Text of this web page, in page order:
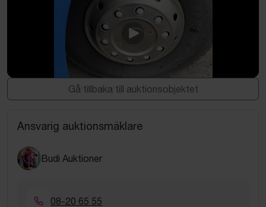
Buss Volvo B12M 4X2 9700S -2009
Gå tillbaka till auktionsobjektet
Ansvarig auktionsmäklare
Budi Auktioner
08-20 65 55